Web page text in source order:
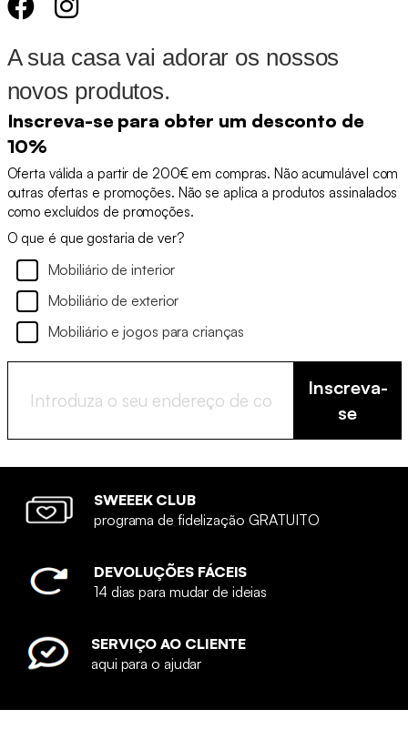
A sua casa vai adorar os nossos
novos produtos.
Inscreva-se para obter um desconto de
10%
Oferta válida a partir de 200€ em compras. Não acumulável com
outras ofertas e promoções. Não se aplica a produtos assinalados
como excluídos de promoções.
O que é que gostaria de ver?
Mobiliário de interior
Mobiliário de exterior
Mobiliário e jogos para crianças
Inscreva-
se
SWEEEK CLUB
programa de fidelização GRATUITO
DEVOLUÇÕES FÁCEIS
14 dias para mudar de ideias
SERVIÇO AO CLIENTE
aqui para o ajudar